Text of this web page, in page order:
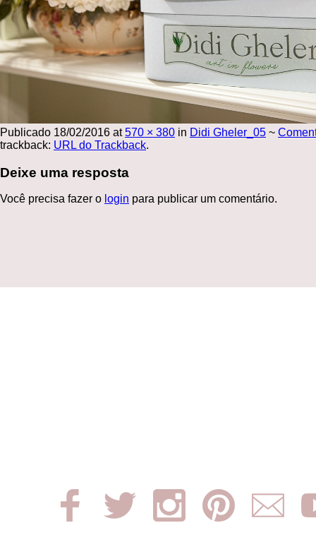
Publicado 18/02/2016 at570 × 380 in Didi Gheler_05 ~
trackback: URL do Trackback.
Deixe uma resposta
Você precisa fazer o login para publicar um comentário.